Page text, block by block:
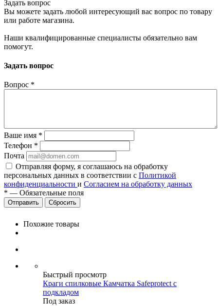
Задать вопрос
Вы можете задать любой интересующий вас вопрос по товару
или работе магазина.
Наши квалифицированные специалисты обязательно вам
помогут.
Задать вопрос
Вопрос *
Ваше имя *
Телефон *
Почта
Отправляя форму, я соглашаюсь на обработку
персональных данных в соответствии с Политикой
конфиденциальности и Согласием на обработку данных
* — Обязательные поля
Сбросить
Похожие товары
Быстрый просмотр
Краги спилковые Камчатка Safeprotect с
подкладом
Под заказ